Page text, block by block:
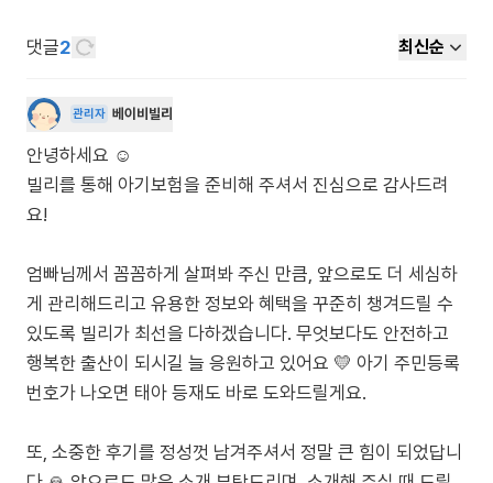
댓글2 최신순
관리자 베이비빌리
안녕하세요 ☺️
빌리를 통해 아기보험을 준비해 주셔서 진심으로 감사드려
요!
엄빠님께서 꼼꼼하게 살펴봐 주신 만큼, 앞으로도 더 세심하
게 관리해드리고 유용한 정보와 혜택을 꾸준히 챙겨드릴 수
있도록 빌리가 최선을 다하겠습니다. 무엇보다도 안전하고
행복한 출산이 되시길 늘 응원하고 있어요 💛 아기 주민등록
번호가 나오면 태아 등재도 바로 도와드릴게요.
또, 소중한 후기를 정성껏 남겨주셔서 정말 큰 힘이 되었답니